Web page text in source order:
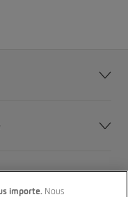
importe. Nous